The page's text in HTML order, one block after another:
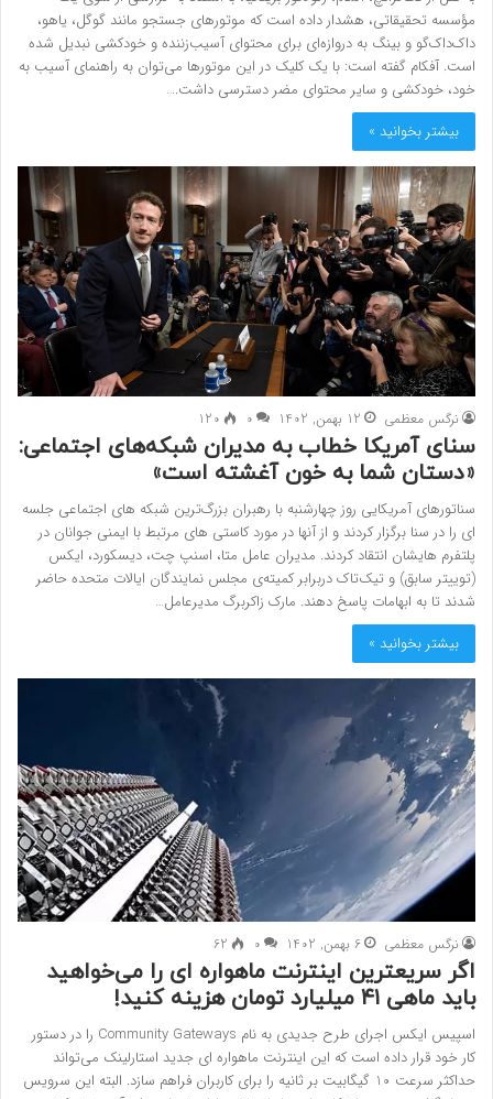
مؤسسه تحقیقاتی، هشدار داده است که موتورهای جستجو مانند گوگل، یاهو،
داک‌داک‌گو و بینگ به دروازه‌ای برای محتوای آسیب‌زننده و خودکشی نبدیل شده
است. آفکام گفته است: با یک کلیک در این موتورها می‌توان به راهنمای آسیب به
خود، خودکشی و سایر محتوای مضر دسترسی داشت.…
بیشتر بخوانید »
نرگس معظمی 12 بهمن, 1402 0
120
سنای آمریکا خطاب به مدیران شبکه‌های اجتماعی:
«دستان شما به خون آغشته است»
سناتورهای آمریکایی روز چهارشنبه با رهبران بزرگ‌ترین شبکه های اجتماعی جلسه
ای را در سنا برگزار کردند و از آنها در مورد کاستی های مرتبط با ایمنی جوانان در
پلتفرم هایشان انتقاد کردند. مدیران عامل متا، اسنپ چت، دیسکورد، ایکس
(توییتر سابق) و تیک‌تاک دربرابر کمیته‌ی مجلس نمایندگان ایالات متحده حاضر
شدند تا به ابهامات پاسخ دهند. مارک زاکربرگ مدیرعامل…
بیشتر بخوانید »
نرگس معظمی 6 بهمن, 1402 0
62
اگر سریعترین اینترنت ماهواره ای را می‌خواهید
باید ماهی ۴۱ میلیارد تومان هزینه کنید!
اسپیس ایکس اجرای طرح جدیدی به نام Community Gateways را در دستور
کار خود قرار داده است که این اینترنت ماهواره ای جدید استارلینک می‌تواند
حداکثر سرعت 10 گیگابیت بر ثانیه را برای کاربران فراهم سازد. البته این سرویس